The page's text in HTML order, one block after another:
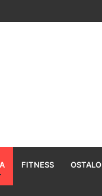
borbu za zagrijavanje
FITNESS OSTALO